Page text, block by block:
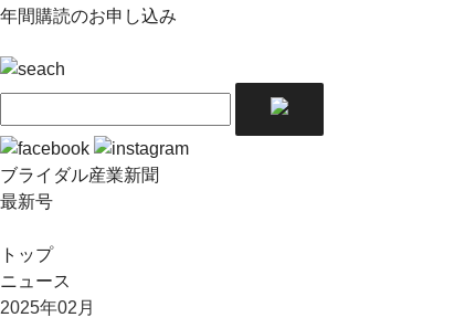
年間購読のお申し込み
ブライダル産業新聞
最新号
トップ
ニュース
2025年02月